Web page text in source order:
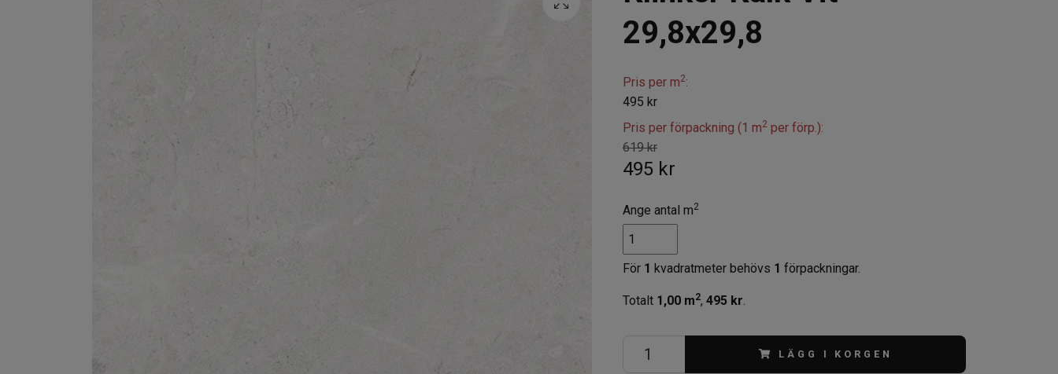
29,8x29,8
Pris per m2:
495 kr
Pris per förpackning (1 m2per förp.):
619 kr
495 kr
Ange antal m2
För 1 kvadratmeter behövs 1 förpackningar.
Totalt 1,00m2, 495 kr.
LÄGG I KORGEN